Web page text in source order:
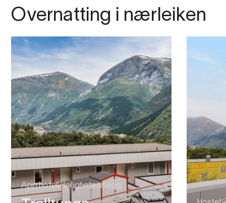
Overnatting i nærleiken
App.hotell/ leilighetsanlegg